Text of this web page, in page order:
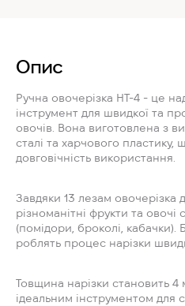
Опис
Ручна овочерізка HT-4 - це
інструмент для швидкої та
овочів. Вона виготовлена з
сталі та харчового пластику,
довговічність використання.
Завдяки 13 лезам овочерізка
різноманітні фрукти та овочі
(помідори, броколі, кабачки).
роблять процес нарізки
Товщина нарізки становить
ідеальним інструментом для